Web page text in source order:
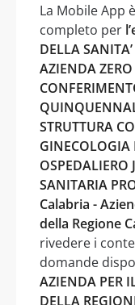
La Mobile App
completo per
DELLA
AZIENDA
STRUTTURA
GINECOLOGIA
OSPEDALIERO
SANITARIA
Calabria -
della Regione
rivedere i
domande
AZIENDA PER
DELLA